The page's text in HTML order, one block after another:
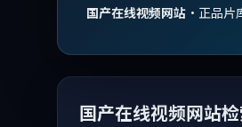
国产在线视频网站 · 正品片
国产在线视频网站